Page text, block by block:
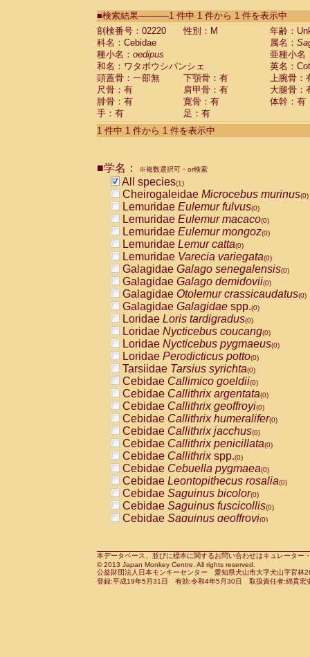
CebidaeSaguinus labiatus(0)
Cebidae Saguinus leucopus (0)
Cebidae
Cebidae
CebidaeSaguinus nigricollis (0)
Cebidae Saguinus oedipus
Cebidae Saguinus weddelli
Cebidae Saguinusspp.
Cebidae Aotus trivirgatus
Cebidae Cebus albifrons
CebidaeCebus nigrivittatus
CebidaeCebus
CebidaeSaimiri boliviensis(0)
CebidaeSaimiri sciureus(0)
AtelidaeAlouatta caraya(0)
AtelidaeAlouatta fusca(0)
AtelidaeAlouatta seniculus
AtelidaeAlouattaspp.(0)
AtelidaeAteles belzebuth(0)
AtelidaeAteles geoffroyi(0)
AtelidaeAteles paniscus(0)
AtelidaeAtelesspp.(0)
Atelidae Lagothrix lagothricha
AtelidaeLagothrix lagothricha cana
PitheciidaeCacajao calvus
PitheciidaeCallicebus cupreus
PitheciidaeCallicebus donacophilus
PitheciidaeCallicebus moloch
PitheciidaeCallicebus torquatus
PitheciidaeCallicebusspp.(0)
PitheciidaeChiropotes satanas(0)
PitheciidaePithecia monachus
PitheciidaePithecia pithecia(0)
CercopithecidaeCercocebus agilis
CercopithecidaeCercocebus
CercopithecidaeCercocebus
CercopithecidaeCercocebus
CercopithecidaeCercocebus
CercopithecidaeCercocebushybrid
CercopithecidaePapio anubis(0)
CercopithecidaePapio cynocephalus
CercopithecidaePapio hamadryas(0)
■検索結果-----------1 件中 1 件から 1 件を表示中
剖検番号：02220
性別：M
年齢：
科名：Cebidae
属名：
種小名： oedipus
亜種小名
和名：ワタボウシパンシェ
英名：
頭蓋骨：一部無
下顎骨：有
上腕骨：
尺骨：有
肩甲骨：有
大腿骨：
腓骨：有
寛骨：有
体幹：有
手：有
足：有
1 件中 1 件から 1 件を表示中
■学名： ※複数選択可・or検索
All species(1)
Cheirogaleidae Microcebus murinus(0)
Lemuridae Eulemur fulvus(0)
Lemuridae Eulemur macaco(0)
Lemuridae Eulemur mongoz(0)
Lemuridae Lemur catta(0)
Lemuridae Varecia variegata(0)
Galagidae Galago senegalensis(0)
Galagidae Galago demidovii(0)
Galagidae Otolemur crassicaudatus(0)
Galagidae Galagidae spp.(0)
Loridae Loris tardigradus(0)
Loridae Nycticebus coucang(0)
Loridae Nycticebus pygmaeus(0)
Loridae Perodicticus potto(0)
Tarsiidae Tarsius syrichta(0)
Cebidae Callimico goeldii(0)
Cebidae Callithrix argentata(0)
Cebidae Callithrix geoffroyi(0)
Cebidae Callithrix humeralifer(0)
Cebidae Callithrix jacchus(0)
Cebidae Callithrix penicillata(0)
Cebidae Callithrixspp.(0)
Cebidae Cebuella pygmaea(0)
Cebidae Leontopithecus rosalia(0)
Cebidae Saguinus bicolor(0)
Cebidae Saguinus fuscicollis(0)
Cebidae Saguinus geoffroyi(0)
CebidaeSaguinus leucopus(0)
CebidaeSaguinus midas(0)
Cebidae Saguinus mystax(0)
本データベース、並びに標本に関するお問い合わせはキュレータ
© 2013 Japan Monkey Centre. All rights reserved.
公益財団法人日本モンキーセンター 愛知県犬山市大字犬山字官
登録:平成19年5月31日 有効:令和4年5月30日 取扱責任者:綿貫宏